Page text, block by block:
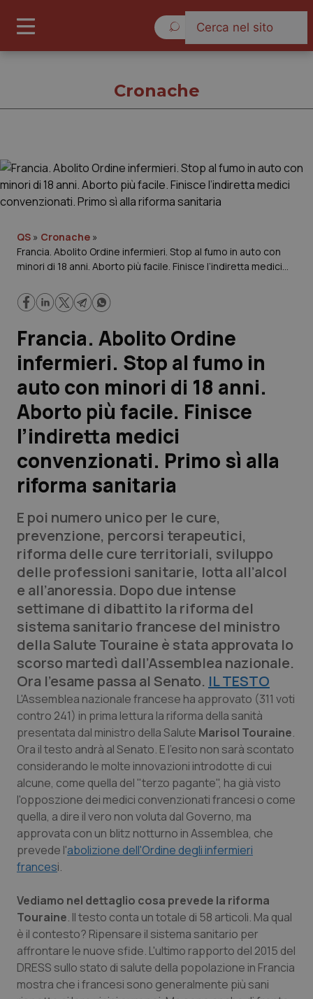
Cronache
Governo e Parlamento
Regioni e Asl
Lavoro e Professioni
Scienza e Farmaci
Studi e Analisi
Lettere al direttore
Edizioni Regionali
QS Pro
Professionisti Sanitari.AI
Abruzzo
Basilicata
Calabria
Campania
Emilia-Romagna
Friuli Venezia Giulia
Lazio
Liguria
Lombardia
Marche
Molise
Piemonte
QS Pro Gold
Artrite & artrosi
Asma & BPCO
Car-T
Colesterolo & coronaropatie
Dermatite Atopica
Diabete & glucometri
Disturbi dell’umore
Dolore
Donna & Salute
Epatiti
HIV
QS Club Newsletter
Cronache
QS » Cronache »
Francia. Abolito Ordine infermieri. Stop al fumo in auto con
minori di 18 anni. Aborto più facile. Finisce l’indiretta medici
Francia. Abolito Ordine
infermieri. Stop al fumo in
auto con minori di 18 anni.
Aborto più facile. Finisce
l’indiretta medici
convenzionati. Primo sì alla
riforma sanitaria
E poi numero unico per le cure,
prevenzione, percorsi terapeutici,
riforma delle cure territoriali, sviluppo
delle professioni sanitarie, lotta all’alcol
e all’anoressia. Dopo due intense
settimane di dibattito la riforma del
sistema sanitario francese del ministro
della Salute Touraine è stata approvata lo
scorso martedì dall’Assemblea nazionale.
Ora l’esame passa al Senato. IL TESTO
L'Assemblea nazionale francese ha approvato (311 voti
contro 241) in prima lettura la riforma della sanità
presentata dal ministro della Salute Marisol Touraine.
Ora il testo andrà al Senato. E l'esito non sarà scontato
considerando le molte innovazioni introdotte di cui
alcune, come quella del "terzo pagante", ha già visto
l'opposzione dei medici convenzionati francesi o come
quella, a dire il vero non voluta dal Governo, ma
approvata con un blitz notturno in Assemblea, che
prevede l'abolizione dell'Ordine degli infermieri
francesi.
Vediamo nel dettaglio cosa prevede la riforma
Touraine. Il testo conta un totale di 58 articoli. Ma qual
è il contesto? Ripensare il sistema sanitario per
affrontare le nuove sfide. L'ultimo rapporto del 2015 del
DRESS sullo stato di salute della popolazione in Francia
mostra che i francesi sono generalmente più sani